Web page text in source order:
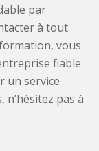
par
à tout
vous
fiable
un service
n’hésitez pas à